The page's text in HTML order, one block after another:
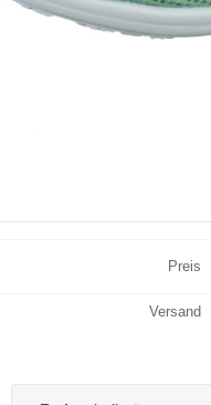
Preis
Versand